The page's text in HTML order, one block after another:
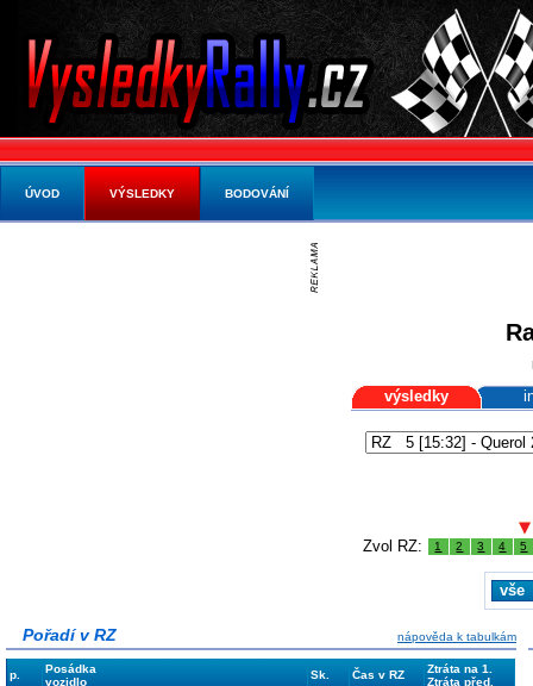
výsledky
Zvol RZ: 1 2 3 4 5
vše
Pořadí v RZ nápověda k tabulkám
p.
Posádka
vozidlo
Sk. Čas v RZ
Ztráta na 1.
Ztráta před.
ÚVOD VÝSLEDKY BODOVÁNÍ